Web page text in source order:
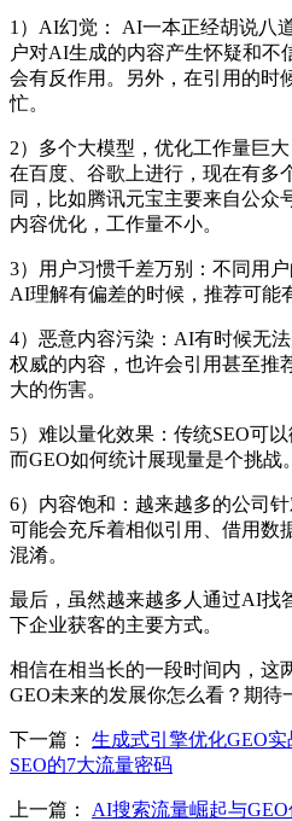
1）AI幻觉： AI一本正经胡说八
户对AI生成的内容产生怀疑和不
会有反作用。另外，在引用的时
忙。
2）多个大模型，优化工作量巨
在百度、谷歌上进行，现在有多
同，比如腾讯元宝主要来自公众
内容优化，工作量不小。
3）用户习惯千差万别：不同用
AI理解有偏差的时候，推荐可能
4）恶意内容污染：AI有时候无
权威的内容，也许会引用甚至推
大的伤害。
5）难以量化效果：传统SEO可
而GEO如何统计展现量是个挑战。
6）内容饱和：越来越多的公司
可能会充斥着相似引用、借用数
混淆。
最后，虽然越来越多人通过AI找
下企业获客的主要方式。
相信在相当长的一段时间内，这
GEO未来的发展你怎么看？期待
下一篇： 生成式引擎优化GEO
SEO的7大流量密码
上一篇： AI搜索流量崛起与